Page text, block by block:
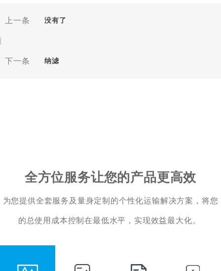
上一条 没有了
下一条 纳滤
全方位服务让您的产品更高效
为您提供全套服务及量身定制的个性化运输解决方案，将您
的总使用成本控制在最低水平，实现效益最大化。